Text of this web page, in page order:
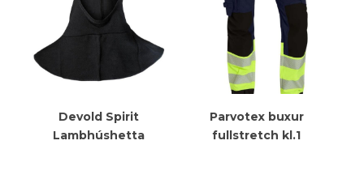
Meiri Upplýsingar
Devold Spirit
Lambhúshetta
Meiri Upplýsingar
Parvotex buxur
fullstretch kl.1